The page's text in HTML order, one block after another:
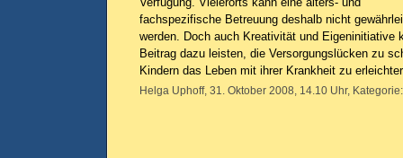
fachspezifische Betreuung deshalb nicht
werden. Doch auch Kreativität und Eigeninitiative
Beitrag dazu leisten, die Versorgungslücken zu
Kindern das Leben mit ihrer Krankheit zu
Helga Uphoff, 31. Oktober 2008, 14.10 Uhr,